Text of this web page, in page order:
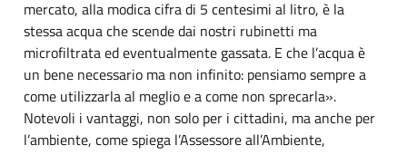
mercato, alla modica cifra di 5 centesimi al litro, è la
stessa acqua che scende dai nostri rubinetti ma
microfiltrata ed eventualmente gassata. E che l’acqua è
un bene necessario ma non infinito: pensiamo sempre a
come utilizzarla al meglio e a come non sprecarla».
Notevoli i vantaggi, non solo per i cittadini, ma anche per
l’ambiente, come spiega l’Assessore all’Ambiente,